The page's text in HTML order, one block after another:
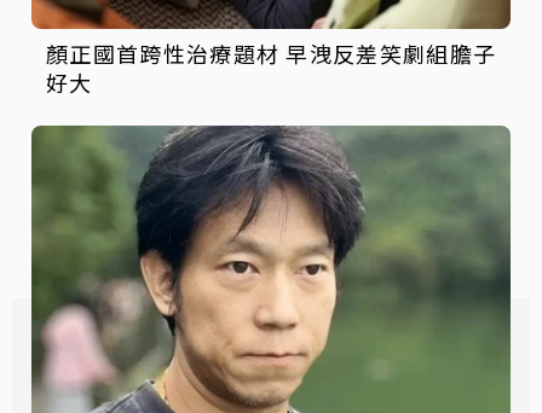
顏正國首跨性治療題材 早洩反差笑劇組膽子
好大